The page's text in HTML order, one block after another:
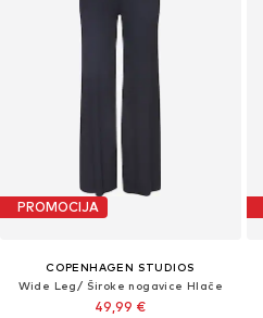
PROMOCIJA
COPENHAGEN STUDIOS
Wide Leg/ Široke nogavice Hlače
49,99 €